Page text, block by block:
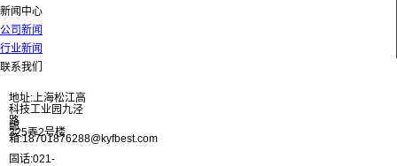
新闻中心
公司新闻
行业新闻
联系我们
地址:上海松江高
科技工业园九泾
路
325弄2号楼
邮
箱:18701876288@kyfbest.com
固话:021-